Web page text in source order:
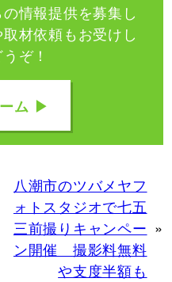
情報提供を募集し
材依頼もお受けし
ぞ！
ム ▶
八潮市のツバメヤフ
ォトスタジオで七五
三前撮りキャンペー
ン開催 撮影料無料
や支度半額も
»